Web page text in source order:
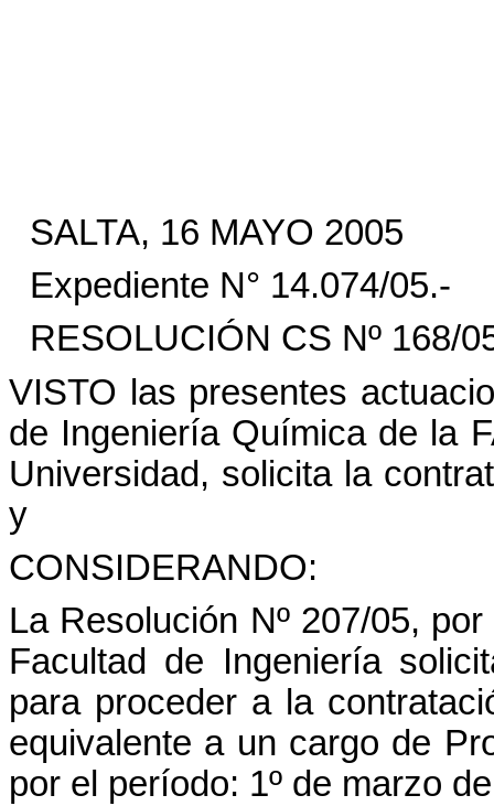
SALTA, 16 MAYO 2005
Expediente N° 14.074/05.-
RESOLUCIÓN CS Nº 168/
VISTO las presentes
de Ingeniería Química de la
Universidad, solicita la
y
CONSIDERANDO:
La Resolución Nº 207/05,
Facultad de Ingeniería
para proceder a la
equivalente a un cargo de
por el período: 1º de marzo